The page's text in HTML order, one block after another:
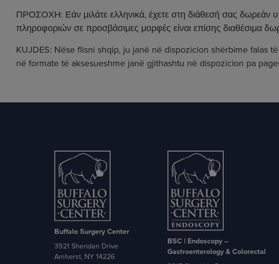
ΠΡΟΣΟΧΗ: Εάν μιλάτε ελληνικά, έχετε στη διάθεσή σας δωρεάν
πληροφοριών σε προσβάσιμες μορφές είναι επίσης διαθέσιμα
KUJDES: Nëse flisni shqip, ju janë në dispozicion shërbime falas
në formate të aksesueshme janë gjithashtu në dispozicion pa
Buffalo Surgery Center
3921 Sheridan Drive
Amherst, NY 14226
BSC | Endoscopy –
Gastroenterology & Colorectal